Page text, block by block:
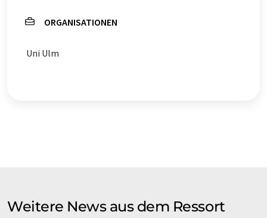
ORGANISATIONEN
Uni Ulm
Weitere News aus dem Ressort